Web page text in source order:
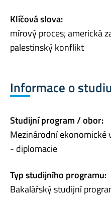
Klíčová slova:
mírový proces; americká
palestinský konflikt
Informace o studiu
Studijní program / obor:
Mezinárodní
- diplomacie
Typ studijního programu:
Bakalářský studijní